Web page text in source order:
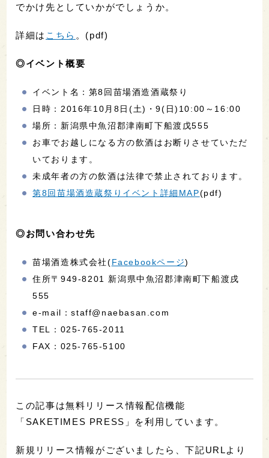
でかけ先としていかがでしょうか。
詳細は こちら 。(pdf)
◎イベント概要
イベント名：第8回苗場酒造酒蔵祭り
日時：2016年10月8日(土)・9(日)10:00～16:00
場所：新潟県中魚沼郡津南町下船渡戊555
お車でお越しになる方の飲酒はお断りさせていただ
いております。
未成年者の方の飲酒は法律で禁止されております。
第8回苗場酒造蔵祭りイベント詳細MAP(pdf)
◎お問い合わせ先
苗場酒造株式会社(Facebookページ)
住所〒949-8201 新潟県中魚沼郡津南町下船渡戌
555
e-mail：staff@naebasan.com
TEL：025-765-2011
FAX：025-765-5100
この記事は無料リリース情報配信機能
「SAKETIMES PRESS」を利用しています。
新規リリース情報がございましたら、下記URLより